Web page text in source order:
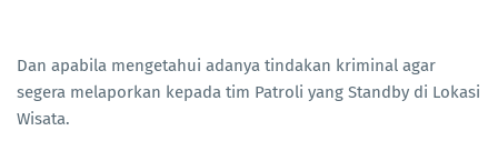
Dan apabila mengetahui adanya tindakan kriminal agar
segera melaporkan kepada tim Patroli yang Standby di Lokasi
Wisata.